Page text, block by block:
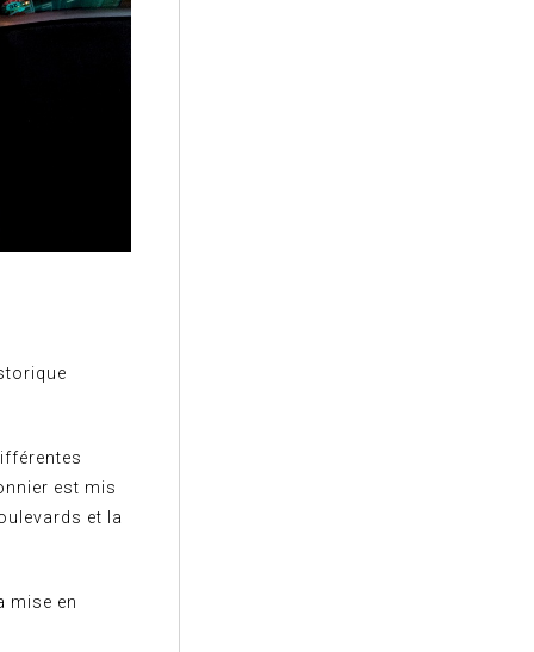
est mis
et la
mise en